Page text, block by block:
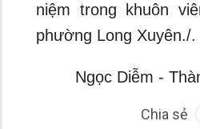
niệm trong khuôn
phường Long Xuyên./.
Ngọc Diễm -
Chia sẻ